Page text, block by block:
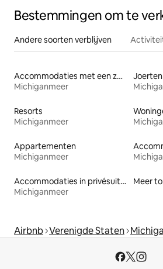
Bestemmingen om te
Andere soorten verblijven
Accommodaties met een zwembad
Michiganmeer
Joerten
Resorts
Michiganmeer
Appartementen
Michiganmeer
Accommodaties in privésuites
Michiganmeer
Meer
Airbnb Verenigde Staten